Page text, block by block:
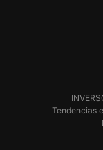
Tendencias